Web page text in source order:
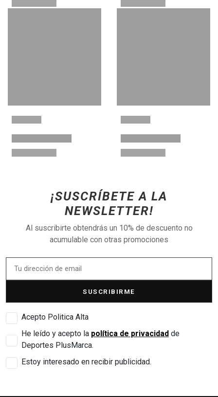
¡SUSCRÍBETE A LA
NEWSLETTER!
Al suscribirte obtendrás un 10% de descuento no
acumulable con otras promociones
SUSCRIBIRME
Acepto Politica Alta
He leído y acepto la política de privacidad de
Deportes PlusMarca.
Estoy interesado en recibir publicidad.